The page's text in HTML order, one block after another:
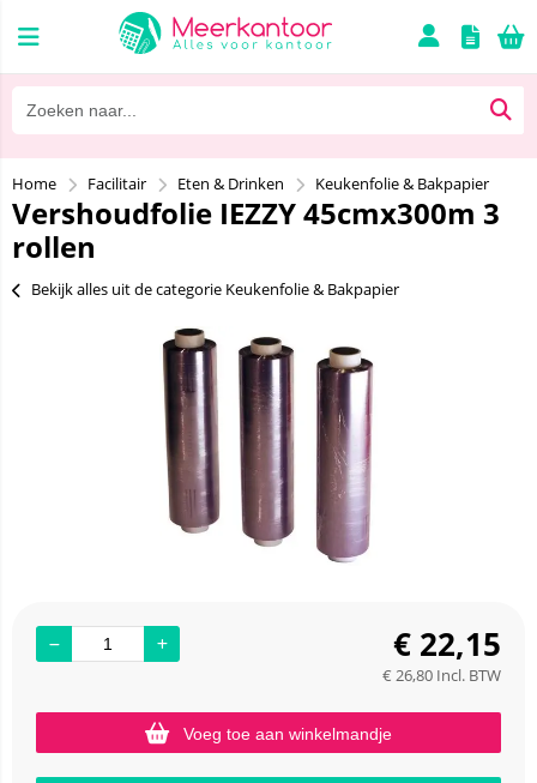
Home Facilitair Eten & Drinken Keukenfolie & Bakpapier
Vershoudfolie IEZZY 45cmx300m 3
rollen
Bekijk alles uit de categorie Keukenfolie & Bakpapier
€ 22,15
€ 26,80 Incl. BTW
Voeg toe aan winkelmandje